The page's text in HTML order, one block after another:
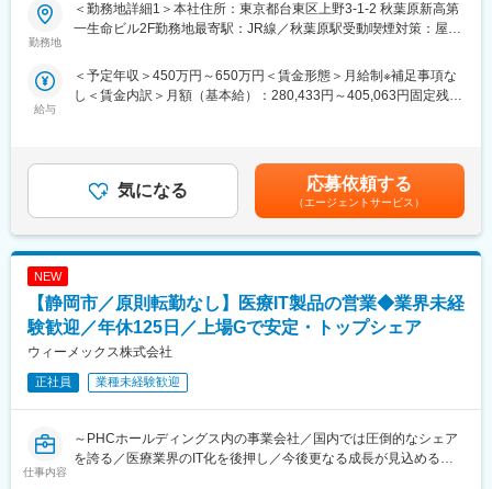
ルに展開する企業16,000社以上にご契約頂いているサービス。年
間10万件以上発生する海外での事故や病気における緊急対応や日
会員様の支援を行います。その他にも日本人医師による各種健康
相談、医療情報を発信しています。
海外勤務のチャンスがあります（海外赴任実績100％）
・社会貢献性の高い商材：海外赴任者やその家族の安心を支える
医療支援サービスを扱うため、人の役に立つ実感を得られます。
また、海外で高い認知度を誇る独自性の高い商材です。
・大手企業への提案機会：上司と共にチームを組んで営業活動を
があります。
・風通しの良い組織：20代～50代まで幅広い世代が活躍してお
り、社員のコミュニケーションも活発です。
変更の範囲：会社の定める業務
■業務概要：当社は、海外赴任者やそのご家族を対象に、病院紹介
命に関わる重大なケースなどでは命を救うことができる当社のサ
ービスを、営業としてより多くの方々に届けてみませんか？
海外赴任者向け医療支援サービス「メディックサービス」を中心
に3つの商材の提案を行います。
・メディックサービスの提案・契約更新・導入後フォロー
・海外現地で受診する健康診断サービスの提案
・海外旅行保険の提案・契約更新
続きや契約管理は営業事務がサポートします。
※既存対応が約8割。新規開拓は問い合わせが中心で飛び込み営業
はありません。
※入社後2～3年は秋葉原本社で勤務し、その後タイ・ベトナム・
マレーシアなどアジア拠点へ駐在いただきます。
ルに展開する企業16,000社以上にご契約頂いているサービス。年
間10万件以上発生する海外での事故や病気における緊急対応や日
勤務地
＜勤務地詳細1＞本社住所：東京都台東区上野3-1-2 秋葉原新高第
一生命ビル2F勤務地最寄駅：JR線／秋葉原駅受動喫煙対策：屋内
ム、インド、マレーシア、インドネシア） 受動喫煙対策：屋内全
面禁煙変更の範囲：会社の定める事業所
給与
＜予定年収＞450万円～650万円＜賃金形態＞月給制※補足事項な
し＜賃金内訳＞月額（基本給）：280,433円～405,063円固定残業
給与補足＞■賞与：年1回（0.7～3.0ヶ月）※想定年収は賞与1.0か
月分にて算出■昇給：年1回■海外勤務者の給与について：購買力
補償方式を適用し、海外の物価を鑑み、日本と同じ給与で同水準
の生活ができるよう、外部企業が発行している指数をかけて給与
を算出しています。※詳しくは選考時に案内賃金はあくまでも目安
額)は固定手当を含めた表記です。
気になる 応募依頼する
（エージェントサービス）
NEW
【静岡市／原則転勤なし】医療IT製品の営業◆業界未経
験歓迎／年休125日／上場Gで安定・トップシェア
ウィーメックス株式会社
正社員 業種未経験歓迎
仕事内容
～PHCホールディングス内の事業会社／国内では圧倒的なシェア
を誇る／医療業界のIT化を後押し／今後更なる成長が見込める業